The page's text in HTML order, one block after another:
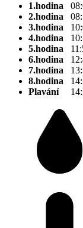
1.hodina
2.hodina
3.hodina
4.hodina
5.hodina
6.hodina
7.hodina
8.hodina
Plavání